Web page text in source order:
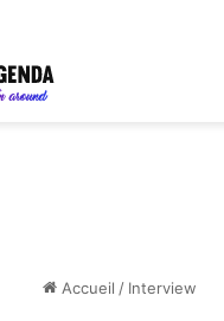
Accueil / Interview